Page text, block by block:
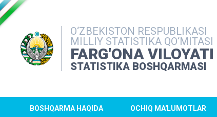
O‘ZBEKISTON RESPUBLIKASI
MILLIY STATISTIKA QO‘MITASI
FARG'ONA VILOYATI
STATISTIKA BOSHQARMASI
BOSHQARMA HAQIDA OCHIQ MA'LUMOTLAR